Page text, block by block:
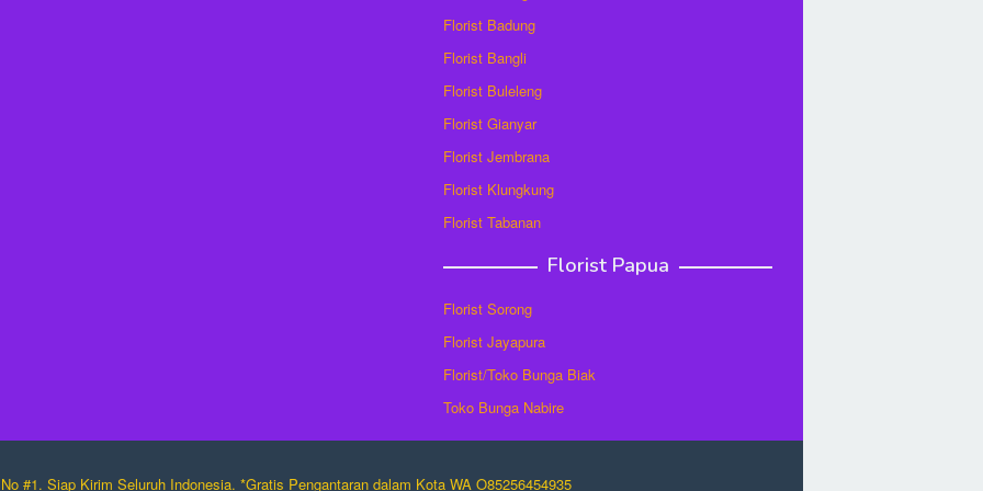
Florist Badung
Florist Bangli
Florist Buleleng
Florist Gianyar
Florist Jembrana
Florist Klungkung
Florist Tabanan
Florist Papua
Florist Sorong
Florist Jayapura
Florist/Toko Bunga Biak
Toko Bunga Nabire
#1. Siap Kirim Seluruh Indonesia. *Gratis Pengantaran dalam Kota WA O85256454935